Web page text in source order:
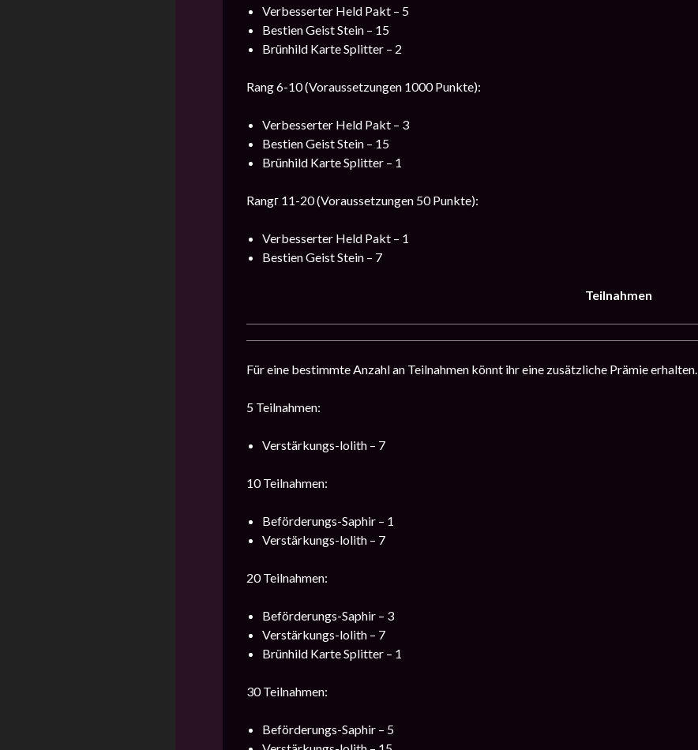
Verbesserter Held Pakt – 5
Bestien Geist Stein – 15
Brünhild Karte Splitter – 2
Rang 6-10 (Voraussetzungen 1000 Punkte):
Verbesserter Held Pakt – 3
Bestien Geist Stein – 15
Brünhild Karte Splitter – 1
Rangг 11-20 (Voraussetzungen 50 Punkte):
Verbesserter Held Pakt – 1
Bestien Geist Stein – 7
Teilnahmen
Für eine bestimmte Anzahl an Teilnahmen könnt ihr eine zusätzliche Prämie erhalten.
5 Teilnahmen:
Verstärkungs-lolith – 7
10 Teilnahmen:
Beförderungs-Saphir – 1
Verstärkungs-lolith – 7
20 Teilnahmen:
Beförderungs-Saphir – 3
Verstärkungs-lolith – 7
Brünhild Karte Splitter – 1
30 Teilnahmen:
Beförderungs-Saphir – 5